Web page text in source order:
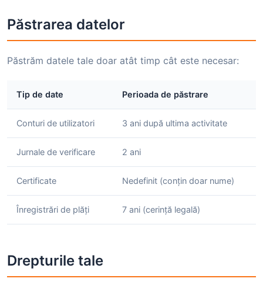
Păstrarea datelor
Păstrăm datele tale doar atât timp cât este necesar:
Tip de date Perioada de păstrare
Conturi de utilizatori 3 ani după ultima activitate
Jurnale de verificare 2 ani
Certificate Nedefinit (conțin doar nume)
Înregistrări de plăți 7 ani (cerință legală)
Drepturile tale